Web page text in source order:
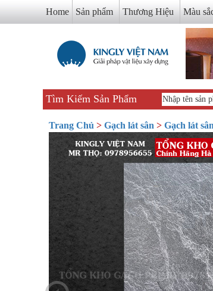
Home Sản phẩm Thương Hiệu Màu
Tìm Kiếm Sản Phẩm
Trang Chủ > Gạch lát sân > Gạch lát